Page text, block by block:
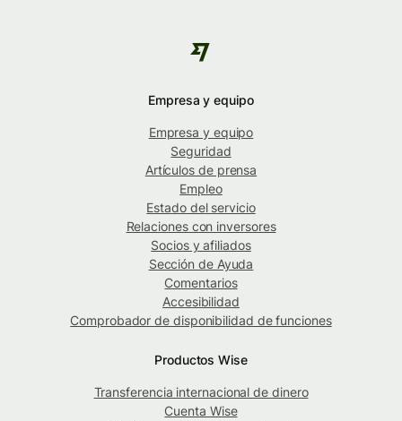
Empresa y equipo
Empresa y equipo
Seguridad
Artículos de prensa
Empleo
Estado del servicio
Relaciones con inversores
Socios y afiliados
Sección de Ayuda
Comentarios
Accesibilidad
Comprobador de disponibilidad de funciones
Productos Wise
Transferencia internacional de dinero
Cuenta Wise